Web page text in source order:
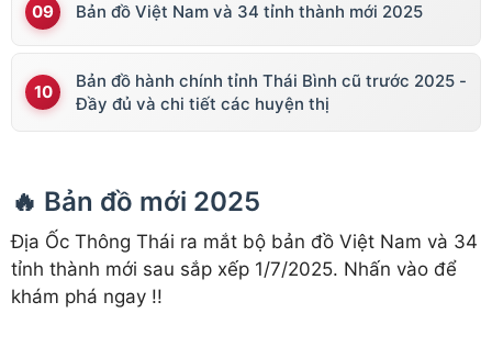
Bản đồ Việt Nam và 34 tỉnh thành mới 2025
Bản đồ hành chính tỉnh Thái Bình cũ trước 2025 -
Đầy đủ và chi tiết các huyện thị
🔥 Bản đồ mới 2025
Địa Ốc Thông Thái ra mắt bộ bản đồ Việt Nam và 34
tỉnh thành mới sau sắp xếp 1/7/2025. Nhấn vào để
khám phá ngay !!